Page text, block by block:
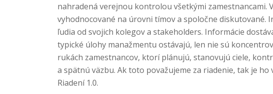
nahradená verejnou kontrolou všetkými zamestnancami.
vyhodnocované na úrovni tímov a spoločne diskutované.
ľudia od svojich kolegov a stakeholders. Informácie
typické úlohy manažmentu ostávajú, len nie sú
rukách zamestnancov, ktorí plánujú, stanovujú ciele,
a spätnú väzbu. Ak toto považujeme za riadenie, tak je ho
Riadení 1.0.